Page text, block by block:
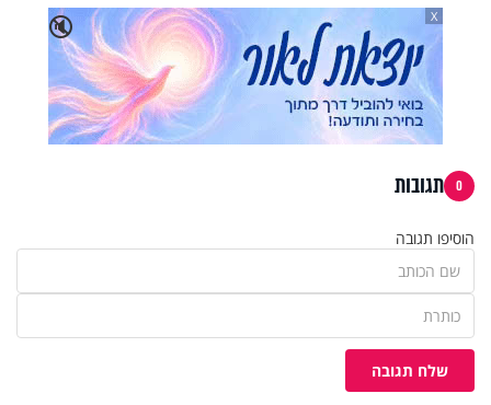
🔇
X
0 תגובות
הוסיפו תגובה
שלח תגובה